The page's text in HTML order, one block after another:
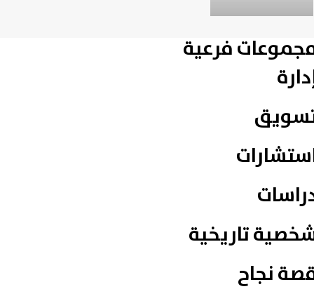
فرعية
تاريخية
نجاح